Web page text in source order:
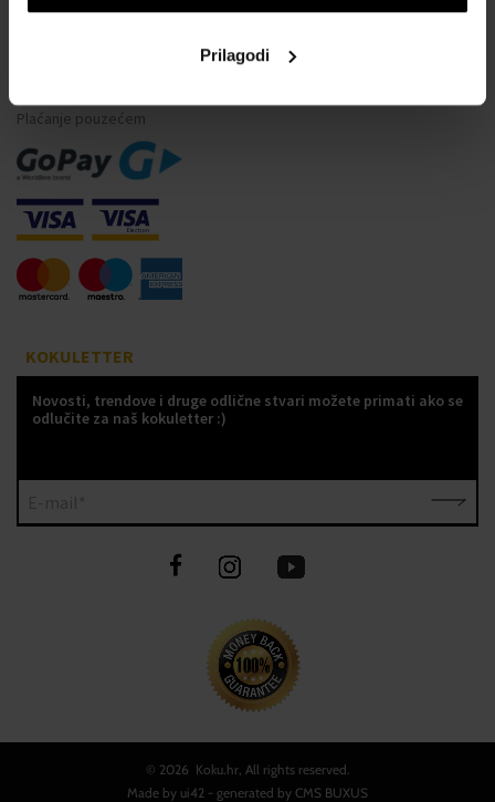
Prilagodi
Plaćanje pouzećem
KOKULETTER
Novosti, trendove i druge odlične stvari možete primati ako se
odlučite za naš kokuletter :)
© 2026 Koku.hr, All rights reserved.
Made by ui42 - generated by CMS BUXUS